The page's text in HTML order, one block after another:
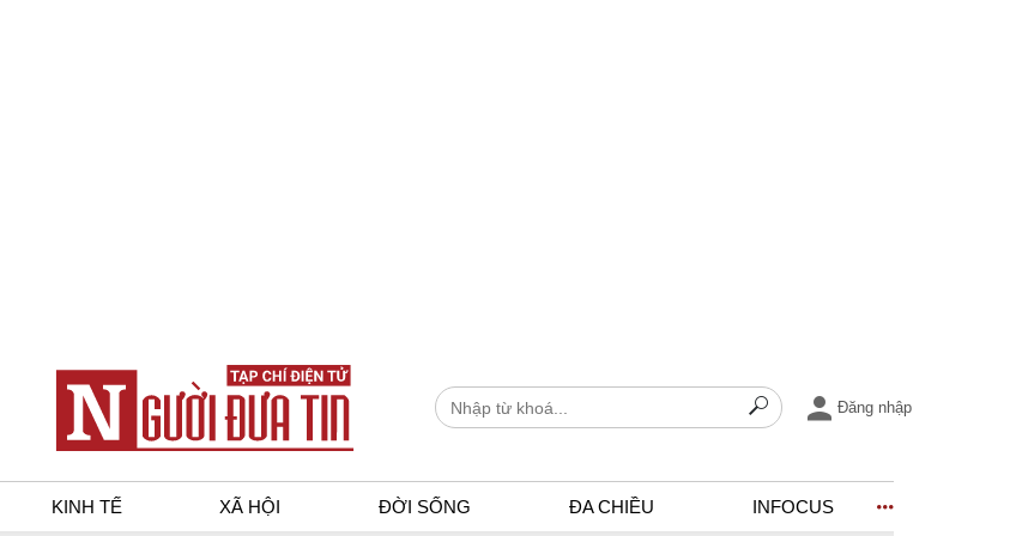
Đăng nhập
KINH TẾ XÃ HỘI ĐỜI SỐNG ĐA CHIỀU INFOCUS